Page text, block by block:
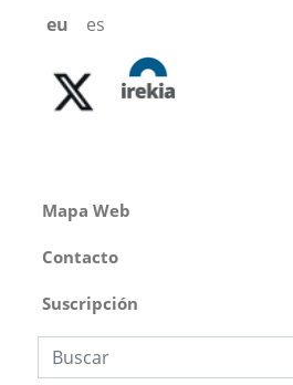
eu es
Mapa Web
Contacto
Suscripción
Búsqueda web